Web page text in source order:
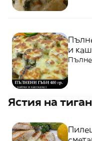
и
Ястия на